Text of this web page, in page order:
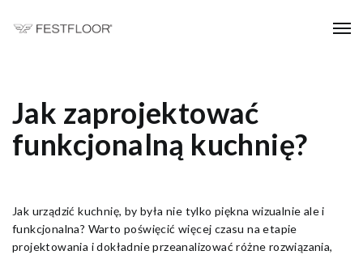
Jak zaprojektować
funkcjonalną kuchnię?
Jak urządzić kuchnię, by była nie tylko piękna wizualnie ale i
funkcjonalna? Warto poświęcić więcej czasu na etapie
projektowania i dokładnie przeanalizować różne rozwiązania,